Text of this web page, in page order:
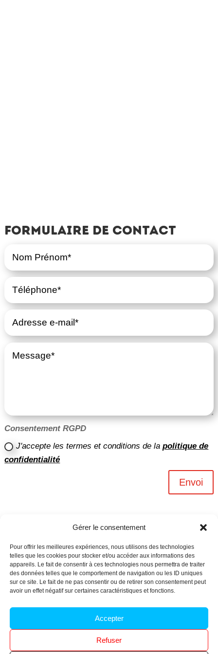
Gérer le consentement
Pour offrir les meilleures expériences, nous utilisons des technologies
telles que les cookies pour stocker et/ou accéder aux informations des
appareils. Le fait de consentir à ces technologies nous permettra de traiter
des données telles que le comportement de navigation ou les ID uniques
sur ce site. Le fait de ne pas consentir ou de retirer son consentement peut
avoir un effet négatif sur certaines caractéristiques et fonctions.
Accepter
Refuser
Formulaire de contact
Consentement RGPD
J'accepte les termes et conditions de lapolitique de
confidentialité
Envoi
Archives n-6
Politique de confidentialité–